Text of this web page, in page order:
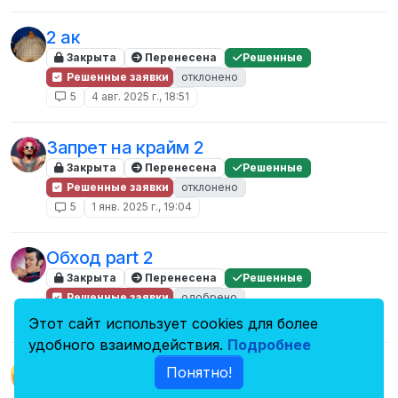
2 ак
Закрыта Перенесена
Решенные
Решенные заявки
отклонено
5
4 авг. 2025 г., 18:51
Запрет на крайм 2
Закрыта Перенесена
Решенные
Решенные заявки
отклонено
5
1 янв. 2025 г., 19:04
Обход part 2
Закрыта Перенесена
Решенные
Решенные заявки
одобрено
Заявка на разбан 2
Перенесена Решенные
Этот сайт использует cookies для более
удобного взаимодействия. Подробнее
Понятно!